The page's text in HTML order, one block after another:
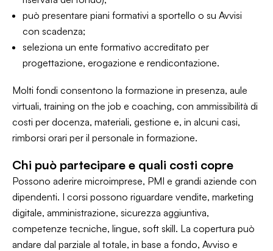
può presentare piani formativi a sportello o su Avvisi
con scadenza;
seleziona un ente formativo accreditato per
progettazione, erogazione e rendicontazione.
Molti fondi consentono la formazione in presenza, aule
virtuali, training on the job e coaching, con ammissibilità di
costi per docenza, materiali, gestione e, in alcuni casi,
rimborsi orari per il personale in formazione.
Chi può partecipare e quali costi copre
Possono aderire microimprese, PMI e grandi aziende con
dipendenti. I corsi possono riguardare vendite, marketing
digitale, amministrazione, sicurezza aggiuntiva,
competenze tecniche, lingue, soft skill. La copertura può
andare dal parziale al totale, in base a fondo, Avviso e